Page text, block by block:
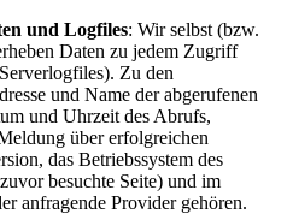
und Logfiles: Wir selbst (bzw.
Daten zu jedem Zugriff
Zu den
und Name der abgerufenen
und Uhrzeit des Abrufs,
über erfolgreichen
das Betriebssystem des
besuchte Seite) und im
anfragende Provider gehören.